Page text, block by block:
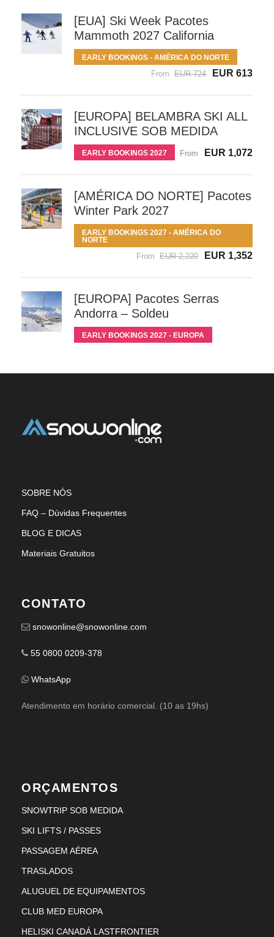
[EUA] Ski Week Pacotes
Mammoth 2027 California
EARLY BOOKINGS - AMÉRICA DO NORTE
From EUR 724 EUR 613
[EUROPA] BELAMBRA SKI ALL
INCLUSIVE SOB MEDIDA
EARLY BOOKINGS 2027 From EUR 1,072
[AMÉRICA DO NORTE] Pacotes
Winter Park 2027
EARLY BOOKINGS 2027 - AMÉRICA DO
NORTE
From EUR 2,220 EUR 1,352
[EUROPA] Pacotes Serras
Andorra – Soldeu
EARLY BOOKINGS 2027 - EUROPA
SOBRE NÓS
FAQ – Dúvidas Frequentes
BLOG E DICAS
Materiais Gratuitos
CONTATO
snowonline@snowonline.com
55 0800 0209-378
WhatsApp
Atendimento em horário comercial. (10 as 19hs)
ORÇAMENTOS
SNOWTRIP SOB MEDIDA
SKI LIFTS / PASSES
PASSAGEM AÉREA
TRASLADOS
ALUGUEL DE EQUIPAMENTOS
CLUB MED EUROPA
HELISKI CANADÁ LASTFRONTIER